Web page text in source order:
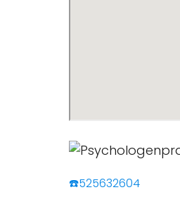
☎️525632604